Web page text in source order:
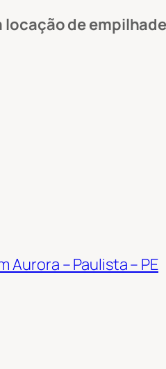
locação de
Aurora – Paulista – PE